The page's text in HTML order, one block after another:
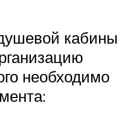
кабины
необходимо